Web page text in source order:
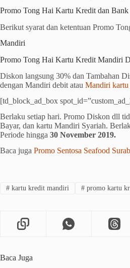
Promo Tong Hai Kartu Kredit dan Bank
Berikut syarat dan ketentuan Promo
Mandiri
Promo Tong Hai Kartu Kredit Mandiri
Diskon langsung 30% dan Tambahan
dengan Mandiri debit atau Mandiri
[td_block_ad_box
Berlaku setiap hari. Promo Diskon dll
Bayar, dan kartu Mandiri Syariah.
Periode hingga 30 November 2019.
Baca juga Promo Sentosa Seafood
#kartu kredit mandiri #promo kartu
Baca Juga